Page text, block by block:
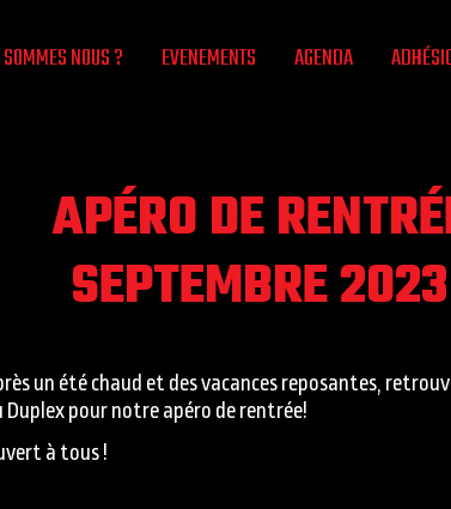
NOUS ? EVENEMENTS AGENDA
APÉRO DE
SEPTEMBRE 2023
un été chaud et des vacances reposantes,
Duplex pour notre apéro de rentrée!
à tous !